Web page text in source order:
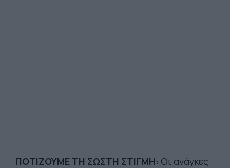
ΠΟΤΙΖΟΥΜΕ ΤΗ ΣΩΣΤΗ ΣΤΙΓΜΗ: Οι ανάγκες